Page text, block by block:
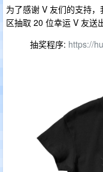
为了感谢 V 友们的支持
区抽取 20 位幸运 V 友送
抽奖程序: https://